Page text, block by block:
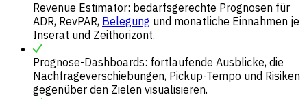
Revenue Estimator: bedarfsgerechte Prognosen für
ADR, RevPAR, Belegung und monatliche Einnahmen je
Inserat und Zeithorizont.
Prognose-Dashboards: fortlaufende Ausblicke, die
Nachfrageverschiebungen, Pickup-Tempo und Risiken
gegenüber den Zielen visualisieren.